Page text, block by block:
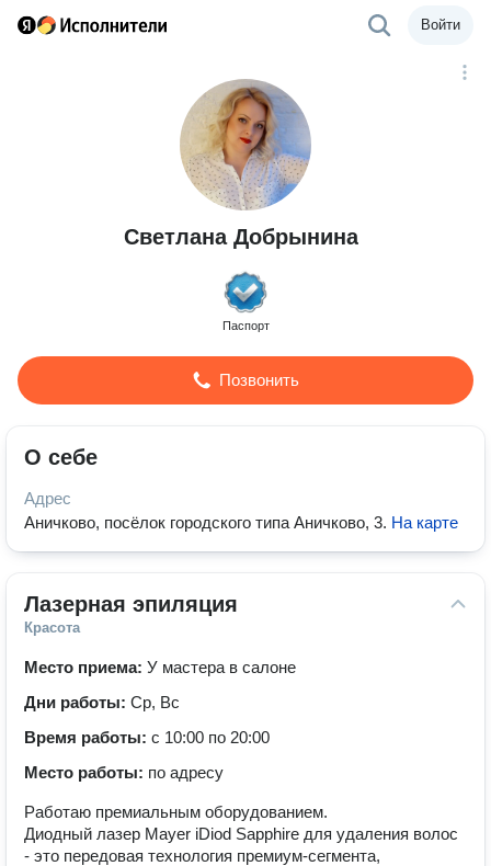
Войти
Светлана Добрынина
Паспорт
Позвонить
О себе
Адрес
Аничково, посёлок городского типа Аничково, 3. На карте
Лазерная эпиляция
Красота
Место приема: У мастера в салоне
Дни работы: Ср, Вс
Время работы: с 10:00 по 20:00
Место работы: по адресу
Работаю премиальным оборудованием.
Диодный лазер Mayer iDiod Sapphire для удаления волос
- это передовая технология премиум-сегмента,